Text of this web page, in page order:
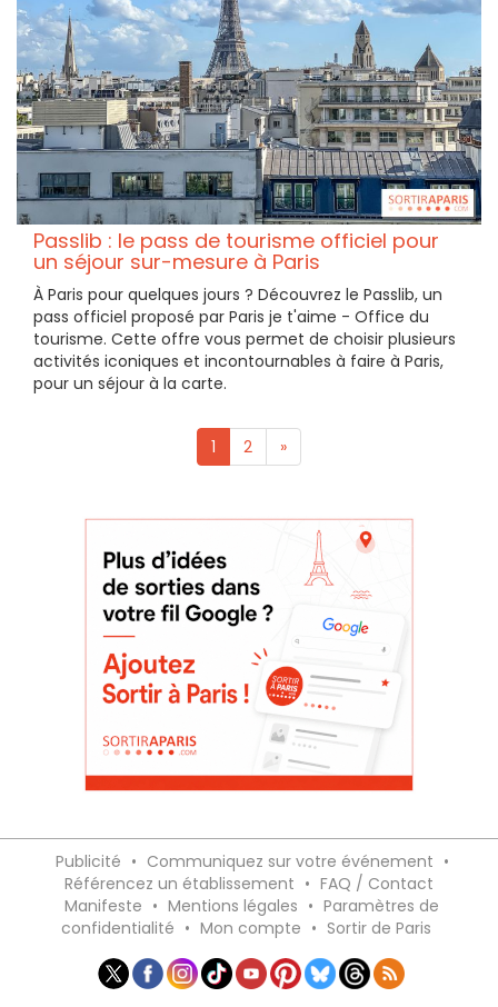
Passlib : le pass de tourisme officiel pour
un séjour sur-mesure à Paris
À Paris pour quelques jours ? Découvrez le Passlib, un
pass officiel proposé par Paris je t'aime - Office du
tourisme. Cette offre vous permet de choisir plusieurs
activités iconiques et incontournables à faire à Paris,
pour un séjour à la carte.
1 2 »
Publicité • Communiquez sur votre événement •
Référencez un établissement • FAQ / Contact
Manifeste • Mentions légales • Paramètres de
confidentialité • Mon compte • Sortir de Paris